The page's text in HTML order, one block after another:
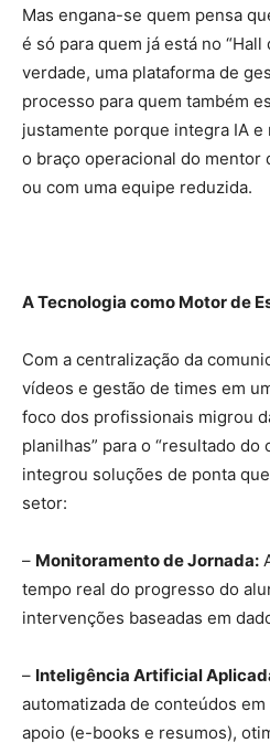
Mas engana-se quem pensa
é só para quem já está no “Hall
verdade, uma plataforma de
processo para quem também
justamente porque integra IA
o braço operacional do mentor
ou com uma equipe reduzida.
A Tecnologia como Motor de
Com a centralização da
vídeos e gestão de times em
foco dos profissionais migrou
planilhas” para o “resultado do
integrou soluções de ponta
setor:
– Monitoramento de Jornada:
tempo real do progresso do
intervenções baseadas em
– Inteligência Artificial
automatizada de conteúdos
apoio (e-books e resumos),